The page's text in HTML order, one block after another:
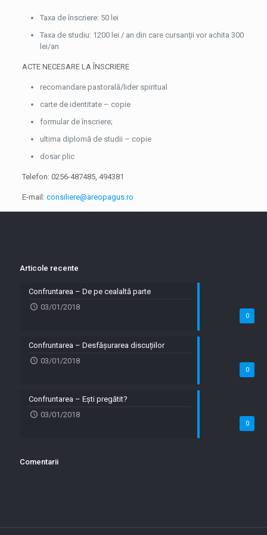
Taxa de înscriere: 50 lei
Taxa de studiu: 1200 lei / an din care cursanţii vor achita 300
lei/an
ACTE NECESARE LA ÎNSCRIERE
recomandare pastorală/lider spiritual
carte de identitate – copie
formular de înscriere;
ultima diplomă de studii – copie
dosar plic
Telefon: 0256-487485, 494381
E-mail: consiliere@areopagus.ro
Articole recente
0
Confruntarea – De pe cealaltă parte
03/01/2018
0
Confruntarea – Desfășurarea discuțiilor
03/01/2018
0
Confruntarea – Ești pregătit?
03/01/2018
Comentarii